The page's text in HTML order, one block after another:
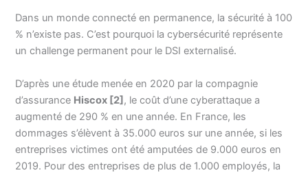
Dans un monde connecté en permanence, la sécurité à 100
% n’existe pas. C’est pourquoi la cybersécurité représente
un challenge permanent pour le DSI externalisé.
D’après une étude menée en 2020 par la compagnie
d’assurance Hiscox [2] , le coût d’une cyberattaque a
augmenté de 290 % en une année. En France, les
dommages s’élèvent à 35.000 euros sur une année, si les
entreprises victimes ont été amputées de 9.000 euros en
2019. Pour des entreprises de plus de 1.000 employés, la